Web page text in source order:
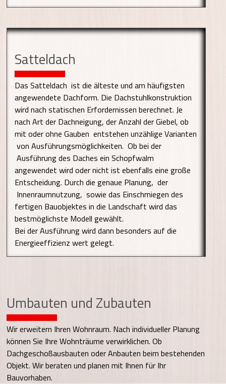
Satteldach
Das Satteldach ist die älteste und am häufigsten
angewendete Dachform. Die Dachstuhlkonstruktion
wird nach statischen Erfordernissen berechnet. Je
nach Art der Dachneigung, der Anzahl der Giebel, ob
mit oder ohne Gauben entstehen unzählige Varianten
von Ausführungsmöglichkeiten. Ob bei der
Ausführung des Daches ein Schopfwalm
angewendet wird oder nicht ist ebenfalls eine große
Entscheidung. Durch die genaue Planung, der
Innenraumnutzung, sowie das Einschmiegen des
fertigen Bauobjektes in die Landschaft wird das
bestmöglichste Modell gewählt.
Bei der Ausführung wird dann besonders auf die
Energieeffizienz wert gelegt.
Umbauten und Zubauten
Wir erweitern Ihren Wohnraum. Nach individueller Planung
können Sie Ihre Wohnträume verwirklichen. Ob
Dachgeschoßausbauten oder Anbauten beim bestehenden
Objekt. Wir beraten und planen mit Ihnen für Ihr
Bauvorhaben.